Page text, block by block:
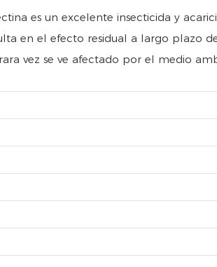
es un excelente insecticida y
en el efecto residual a largo plazo
vez se ve afectado por el medio